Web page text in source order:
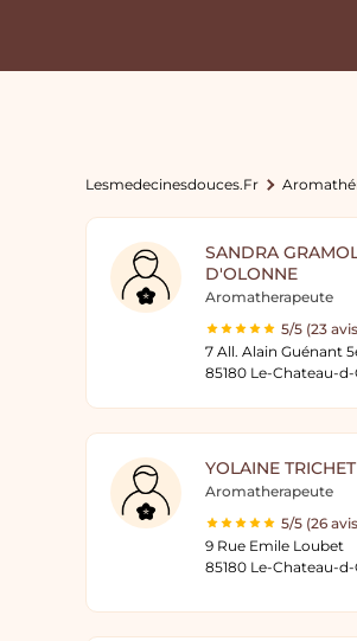
Lesmedecinesdouces.fr
SANDRA
D'OLONNE
Aromatherapeute
5/5 (23
7 All. Alain Guénant
85180 Le-Chateau-
YOLAINE
Aromatherapeute
5/5 (26
9 Rue Emile Loubet
85180 Le-Chateau-